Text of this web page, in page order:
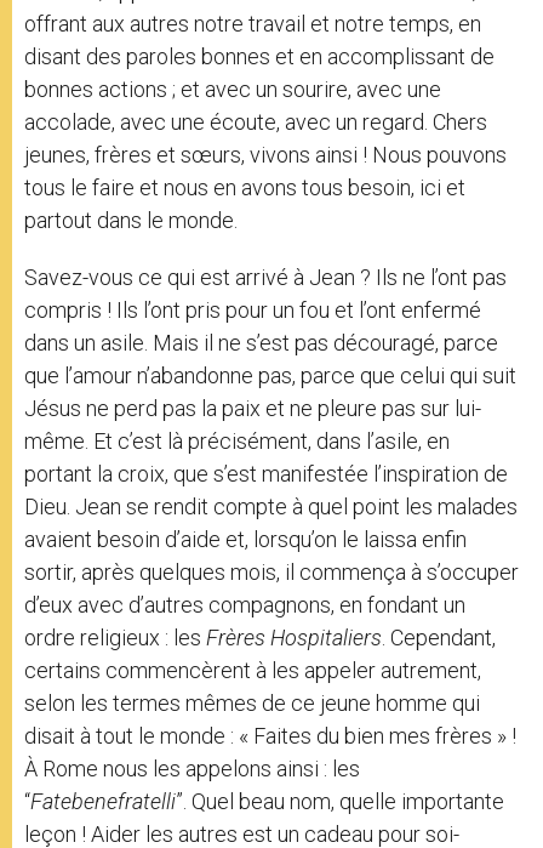
offrant aux autres notre travail et notre temps, en
disant des paroles bonnes et en accomplissant de
bonnes actions ; et avec un sourire, avec une
accolade, avec une écoute, avec un regard. Chers
jeunes, frères et sœurs, vivons ainsi ! Nous pouvons
tous le faire et nous en avons tous besoin, ici et
partout dans le monde.
Savez-vous ce qui est arrivé à Jean ? Ils ne l’ont pas
compris ! Ils l’ont pris pour un fou et l’ont enfermé
dans un asile. Mais il ne s’est pas découragé, parce
que l’amour n’abandonne pas, parce que celui qui suit
Jésus ne perd pas la paix et ne pleure pas sur lui-
même. Et c’est là précisément, dans l’asile, en
portant la croix, que s’est manifestée l’inspiration de
Dieu. Jean se rendit compte à quel point les malades
avaient besoin d’aide et, lorsqu’on le laissa enfin
sortir, après quelques mois, il commença à s’occuper
d’eux avec d’autres compagnons, en fondant un
ordre religieux : les Frères Hospitaliers . Cependant,
certains commencèrent à les appeler autrement,
selon les termes mêmes de ce jeune homme qui
disait à tout le monde : « Faites du bien mes frères » !
À Rome nous les appelons ainsi : les
“Fatebenefratelli”. Quel beau nom, quelle importante
leçon ! Aider les autres est un cadeau pour soi-